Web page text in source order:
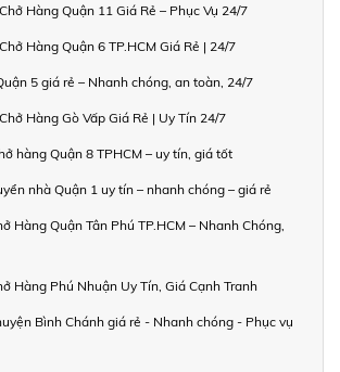
Hàng Quận 11 Giá Rẻ – Phục Vụ 24/7
Hàng Quận 6 TP.HCM Giá Rẻ | 24/7
5 giá rẻ – Nhanh chóng, an toàn, 24/7
Hàng Gò Vấp Giá Rẻ | Uy Tín 24/7
hàng Quận 8 TPHCM – uy tín, giá tốt
nhà Quận 1 uy tín – nhanh chóng – giá rẻ
Hàng Quận Tân Phú TP.HCM – Nhanh Chóng,
Hàng Phú Nhuận Uy Tín, Giá Cạnh Tranh
Bình Chánh giá rẻ - Nhanh chóng - Phục vụ